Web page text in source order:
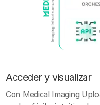
Acceder y visualizar
Con Medical Imaging